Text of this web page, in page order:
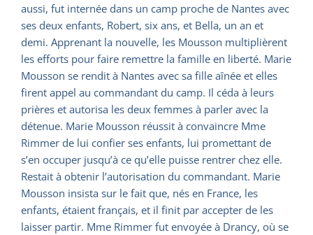
aussi, fut internée dans un camp proche de Nantes avec
ses deux enfants, Robert, six ans, et Bella, un an et
demi. Apprenant la nouvelle, les Mousson multiplièrent
les efforts pour faire remettre la famille en liberté. Marie
Mousson se rendit à Nantes avec sa fille aînée et elles
firent appel au commandant du camp. Il céda à leurs
prières et autorisa les deux femmes à parler avec la
détenue. Marie Mousson réussit à convaincre Mme
Rimmer de lui confier ses enfants, lui promettant de
s’en occuper jusqu’à ce qu’elle puisse rentrer chez elle.
Restait à obtenir l’autorisation du commandant. Marie
Mousson insista sur le fait que, nés en France, les
enfants, étaient français, et il finit par accepter de les
laisser partir. Mme Rimmer fut envoyée à Drancy, où se